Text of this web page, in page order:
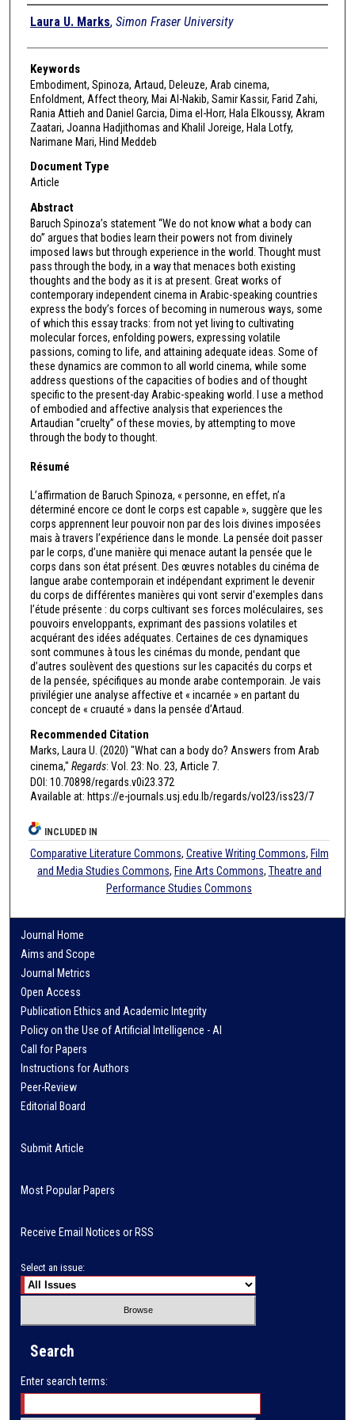
Authors
Laura U. Marks, Simon Fraser University
Keywords
Embodiment, Spinoza, Artaud, Deleuze, Arab cinema,
Enfoldment, Affect theory, Mai Al-Nakib, Samir Kassir, Farid Zahi,
Rania Attieh and Daniel Garcia, Dima el-Horr, Hala Elkoussy, Akram
Zaatari, Joanna Hadjithomas and Khalil Joreige, Hala Lotfy,
Narimane Mari, Hind Meddeb
Document Type
Article
Abstract
Baruch Spinoza’s statement “We do not know what a body can
do” argues that bodies learn their powers not from divinely
imposed laws but through experience in the world. Thought must
pass through the body, in a way that menaces both existing
thoughts and the body as it is at present. Great works of
contemporary independent cinema in Arabic-speaking countries
express the body’s forces of becoming in numerous ways, some
of which this essay tracks: from not yet living to cultivating
molecular forces, enfolding powers, expressing volatile
passions, coming to life, and attaining adequate ideas. Some of
these dynamics are common to all world cinema, while some
address questions of the capacities of bodies and of thought
specific to the present-day Arabic-speaking world. I use a method
of embodied and affective analysis that experiences the
Artaudian “cruelty” of these movies, by attempting to move
through the body to thought.
Résumé
L’affirmation de Baruch Spinoza, « personne, en effet, n’a
déterminé encore ce dont le corps est capable », suggère que les
corps apprennent leur pouvoir non par des lois divines imposées
mais à travers l’expérience dans le monde. La pensée doit passer
par le corps, d’une manière qui menace autant la pensée que le
corps dans son état présent. Des œuvres notables du cinéma de
langue arabe contemporain et indépendant expriment le devenir
du corps de différentes manières qui vont servir d'exemples dans
l’étude présente : du corps cultivant ses forces moléculaires, ses
pouvoirs enveloppants, exprimant des passions volatiles et
acquérant des idées adéquates. Certaines de ces dynamiques
sont communes à tous les cinémas du monde, pendant que
d’autres soulèvent des questions sur les capacités du corps et
de la pensée, spécifiques au monde arabe contemporain. Je vais
privilégier une analyse affective et « incarnée » en partant du
concept de « cruauté » dans la pensée d’Artaud.
Recommended Citation
Marks, Laura U. (2020) "What can a body do? Answers from Arab
cinema," Regards: Vol. 23: No. 23, Article 7.
DOI: 10.70898/regards.v0i23.372
Available at: https://e-journals.usj.edu.lb/regards/vol23/iss23/7
INCLUDED IN
Comparative Literature Commons, Creative Writing Commons, Film
and Media Studies Commons, Fine Arts Commons, Theatre and
Performance Studies Commons
Journal Home
Aims and Scope
Journal Metrics
Open Access
Publication Ethics and Academic Integrity
Policy on the Use of Artificial Intelligence - AI
Call for Papers
Instructions for Authors
Peer-Review
Editorial Board
Submit Article
Most Popular Papers
Receive Email Notices or RSS
Select an issue:
Search
Enter search terms: